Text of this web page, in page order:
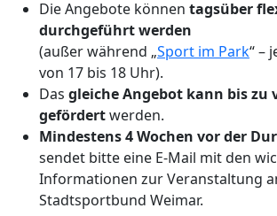
Die Angebote können tagsüber
durchgeführt werden
(außer während „Sport im Park“ –
von 17 bis 18 Uhr).
Das gleiche Angebot kann bis zu
gefördertwerden.
Mindestens 4 Wochen vor der
sendet bitte eine E-Mail mit den
Informationen zur Veranstaltung
Stadtsportbund Weimar.